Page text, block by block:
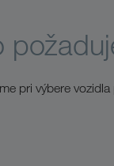
pri výbere